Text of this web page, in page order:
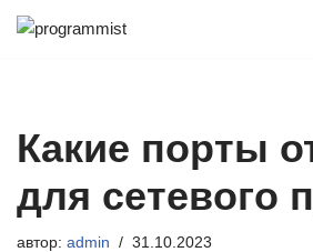
Какие порты
для сетевого
автор: admin 31.10.2023